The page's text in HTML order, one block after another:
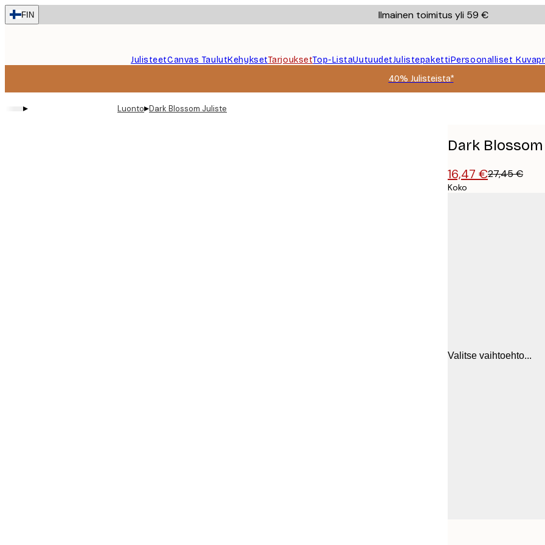
Skip
to
FIN Ilmainen toimitus yli 59 €
JulisteetCanvas TaulutKehyksetTarjouksetTop-ListaUutuudetJulistepakettiPersoonalliset
40% Julisteista*
▸ Luonto▸Dark Blossom Juliste
Dark
16,47 €27,45 €
Koko
Valitse vaihtoehto...